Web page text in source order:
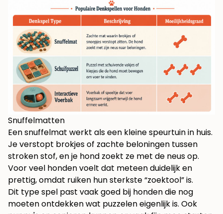
Snuffelmatten
Een snuffelmat werkt als een kleine speurtuin in huis.
Je verstopt brokjes of zachte beloningen tussen
stroken stof, en je hond zoekt ze met de neus op.
Voor veel honden voelt dat meteen duidelijk en
prettig, omdat ruiken hun sterkste “zoektool” is.
Dit type spel past vaak goed bij honden die nog
moeten ontdekken wat puzzelen eigenlijk is. Ook